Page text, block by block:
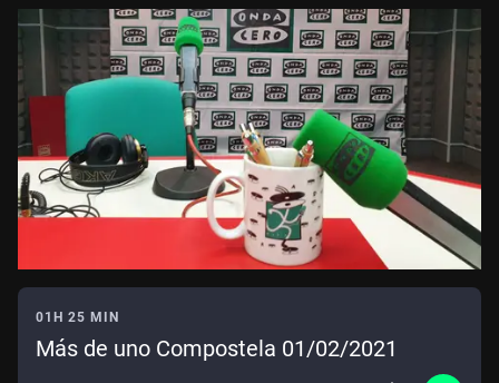
01H 25 MIN
Más de uno Compostela 01/02/2021